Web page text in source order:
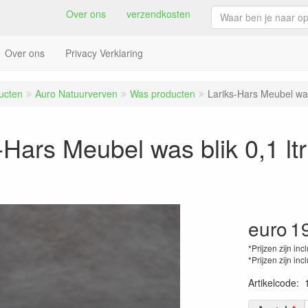
Over ons verzendkosten
Over ons Privacy Verklaring
Auro Natuurverven Was producten Lariks-Hars Meubel
Meubel was blik 0,1 ltr
euro
*Prijzen zijn
*Prijzen zijn
Artikelcode: